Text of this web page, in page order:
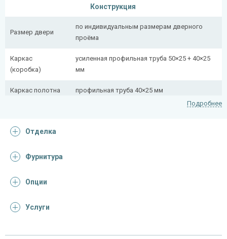
Конструкция
Размер двери
по индивидуальным размерам дверного
проёма
Каркас
(коробка)
усиленная профильная труба 50×25 + 40×25
мм
Каркас полотна профильная труба 40×25 мм
Притворная
Ребра жесткости
Подробнее
Отделка
Фурнитура
Опции
Услуги